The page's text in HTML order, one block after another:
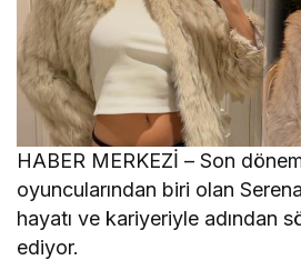
HABER MERKEZİ – Son
oyuncularından biri olan
hayatı ve kariyeriyle adından
ediyor.